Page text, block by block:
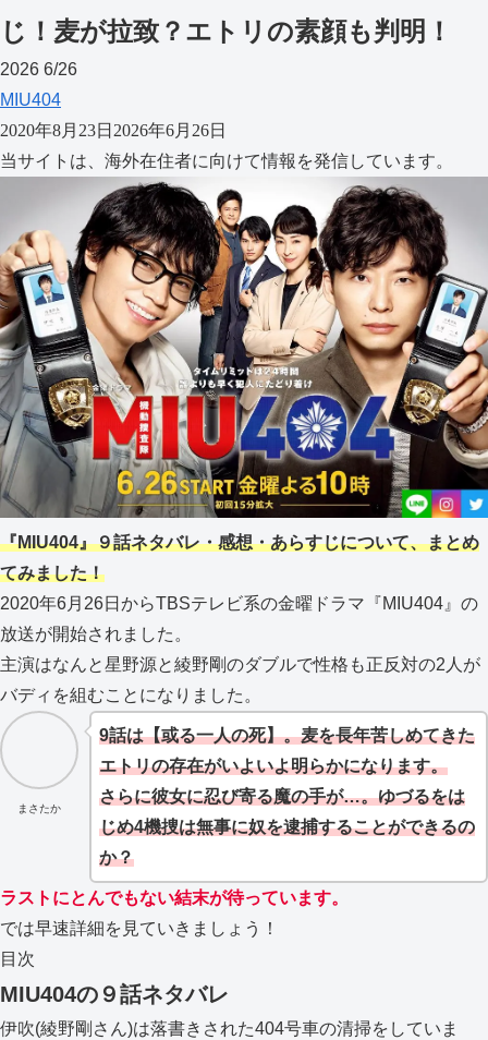
じ！麦が拉致？エトリの素顔も判明！
2026 6/26
MIU404
2020年8月23日 2026年6月26日
当サイトは、海外在住者に向けて情報を発信しています。
『MIU404』９話ネタバレ・感想・あらすじについて、まとめ
てみました！
2020年6月26日からTBSテレビ系の金曜ドラマ『MIU404』の
放送が開始されました。
主演はなんと星野源と綾野剛のダブルで性格も正反対の2人が
バディを組むことになりました。
まさたか
9話は【或る一人の死】。麦を長年苦しめてきた
エトリの存在がいよいよ明らかになります。
さらに彼女に忍び寄る魔の手が…。ゆづるをは
じめ4機捜は無事に奴を逮捕することができるの
か？
ラストにとんでもない結末が待っています。
では早速詳細を見ていきましょう！
目次
MIU404の９話ネタバレ
伊吹(綾野剛さん)は落書きされた404号車の清掃をしていま